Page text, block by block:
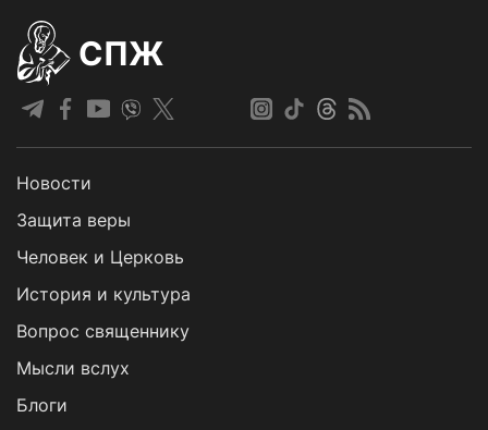
СПЖ
Новости
Защита веры
Человек и Церковь
История и культура
Вопрос священнику
Мысли вслух
Блоги